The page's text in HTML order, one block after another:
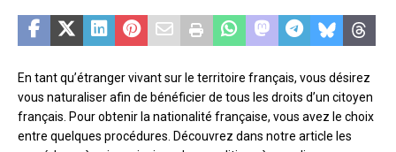
En tant qu’étranger vivant sur le territoire français, vous désirez
vous naturaliser afin de bénéficier de tous les droits d’un citoyen
français. Pour obtenir la nationalité française, vous avez le choix
entre quelques procédures. Découvrez dans notre article les